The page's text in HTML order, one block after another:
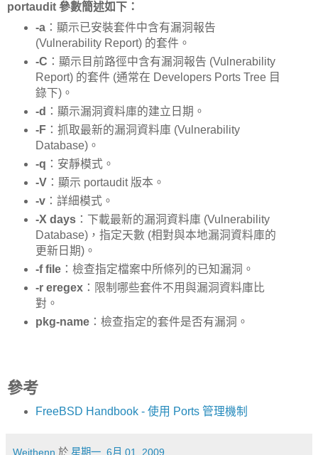
portaudit 參數簡述如下：
-a：顯示已安裝套件中含有漏洞報告
(Vulnerability Report) 的套件。
-C ：顯示目前路徑中含有漏洞報告 (Vulnerability
Report) 的套件 (通常在 Developers Ports Tree 目
錄下)。
-d ：顯示漏洞資料庫的建立日期。
-F：抓取最新的漏洞資料庫 (Vulnerability
Database)。
-q ：安靜模式。
-V：顯示 portaudit 版本。
-v：詳細模式。
-X days：下載最新的漏洞資料庫 (Vulnerability
Database)，指定天數 (相對與本地漏洞資料庫的
更新日期)。
-f file：檢查指定檔案中所條列的已知漏洞。
-r eregex：限制哪些套件不用與漏洞資料庫比
對。
pkg-name：檢查指定的套件是否有漏洞。
參考
FreeBSD Handbook - 使用 Ports 管理機制
Weithenn 於 星期一, 6月 01, 2009